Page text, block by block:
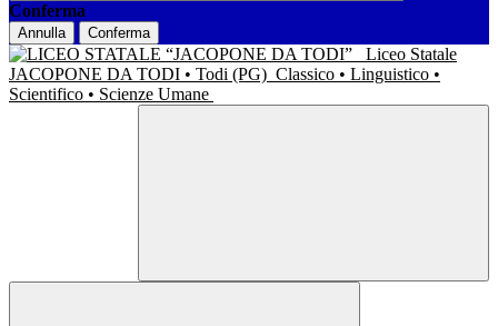
Conferma
Annulla Conferma
Liceo Statale
JACOPONE DA TODI • Todi (PG) Classico • Linguistico •
Scientifico • Scienze Umane